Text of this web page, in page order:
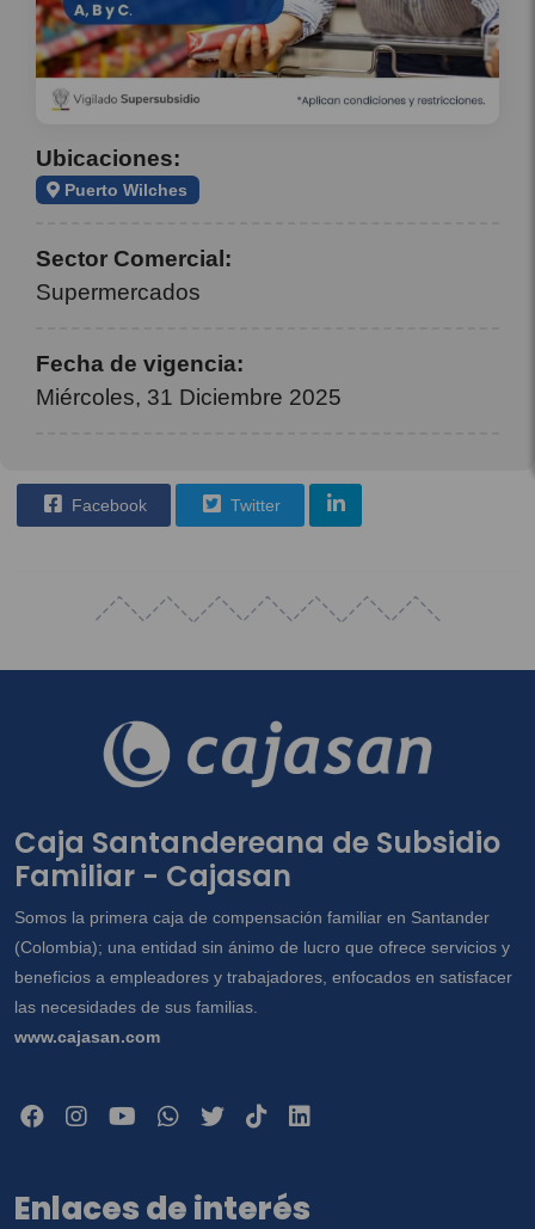
Ubicaciones:
Puerto Wilches
Sector Comercial:
Supermercados
Fecha de vigencia:
Miércoles, 31 Diciembre 2025
Facebook Twitter
Caja Santandereana de Subsidio
Familiar - Cajasan
Somos la primera caja de compensación familiar en Santander
(Colombia); una entidad sin ánimo de lucro que ofrece servicios y
beneficios a empleadores y trabajadores, enfocados en satisfacer
las necesidades de sus familias.
www.cajasan.com
Enlaces de interés